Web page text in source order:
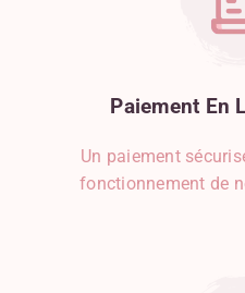
Paiement En
Un paiement
fonctionnement de